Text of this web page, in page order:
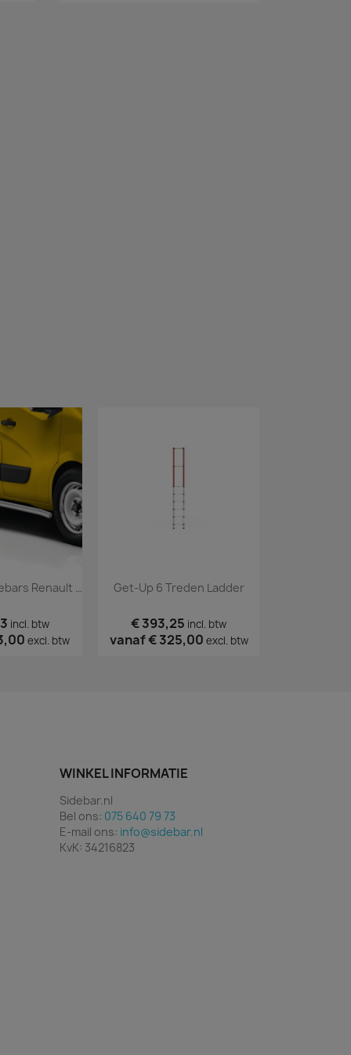
incl. btw
excl. btw
Get-Up 6 Treden Ladder
€ 393,25 incl. btw
vanaf€ 325,00 excl. btw
WINKEL INFORMATIE
Sidebar.nl
Bel ons: 075 640 79 73
E-mail ons: info@sidebar.nl
KvK: 34216823